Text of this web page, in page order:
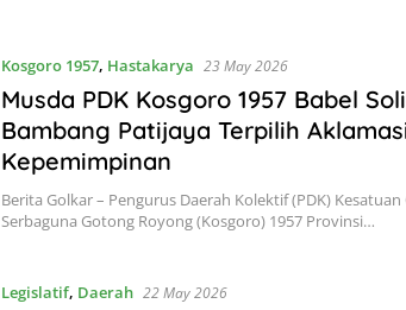
Kosgoro 1957, Hastakarya 23 May 2026
Musda PDK Kosgoro 1957 Babel
Bambang Patijaya Terpilih
Kepemimpinan
Berita Golkar – Pengurus Daerah Kolektif (PDK) Kesatuan
Serbaguna Gotong Royong (Kosgoro) 1957 Provinsi…
Legislatif, Daerah 22 May 2026